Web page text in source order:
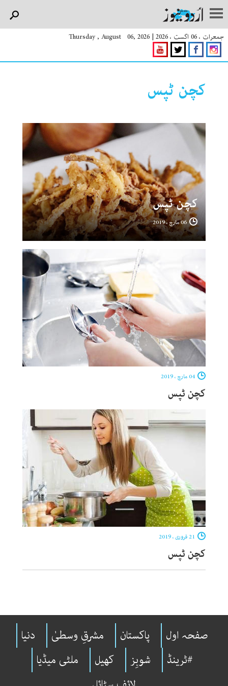
جمعرات ، 06 اگست ، 2026 |
Thursday , August 06, 2026
کچن ٹپس
کچن ٹپس
کچن ٹپس
کچن ٹپس
صفحہ اول پاکستان مشرقِ وسطیٰ
دنیا
#ٹرینڈ
شوبِز کھیل
ملٹی میڈیا